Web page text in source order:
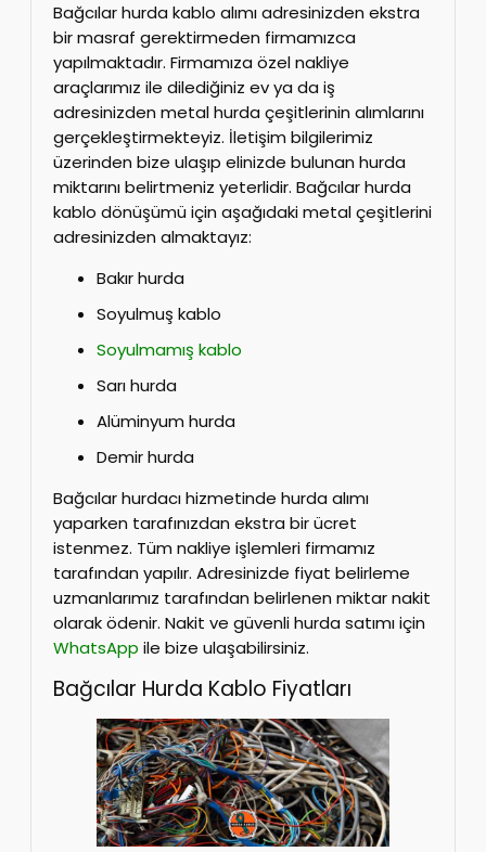
Bağcılar hurda kablo alımı adresinizden ekstra
bir masraf gerektirmeden firmamızca
yapılmaktadır. Firmamıza özel nakliye
araçlarımız ile dilediğiniz ev ya da iş
adresinizden metal hurda çeşitlerinin alımlarını
gerçekleştirmekteyiz. İletişim bilgilerimiz
üzerinden bize ulaşıp elinizde bulunan hurda
miktarını belirtmeniz yeterlidir. Bağcılar hurda
kablo dönüşümü için aşağıdaki metal çeşitlerini
adresinizden almaktayız:
Bakır hurda
Soyulmuş kablo
Soyulmamış kablo
Sarı hurda
Alüminyum hurda
Demir hurda
Bağcılar hurdacı hizmetinde hurda alımı
yaparken tarafınızdan ekstra bir ücret
istenmez. Tüm nakliye işlemleri firmamız
tarafından yapılır. Adresinizde fiyat belirleme
uzmanlarımız tarafından belirlenen miktar nakit
olarak ödenir. Nakit ve güvenli hurda satımı için
WhatsApp ile bize ulaşabilirsiniz.
Bağcılar Hurda Kablo Fiyatları